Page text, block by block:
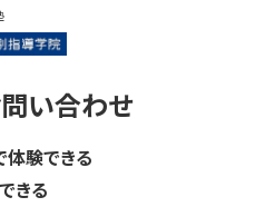
い合わせ
験できる
きる